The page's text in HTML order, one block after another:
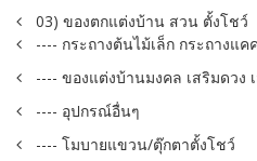
03) ของตกแต่งบ้าน สวน ตั้งโชว์
---- กระถางต้นไม้เล็ก กระถางแค
---- ของแต่งบ้านมงคล เสริมดวง
---- อุปกรณ์อื่นๆ
---- โมบายแขวน/ตุ๊กตาตั้งโชว์